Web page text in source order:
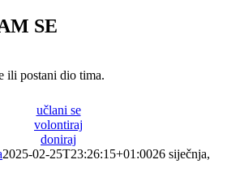
SE
ili postani dio tima.
učlani se
volontiraj
doniraj
2025-02-25T23:26:15+01:0026 siječnja,